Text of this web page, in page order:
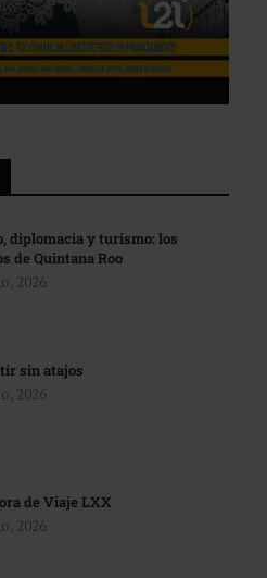
diplomacia y turismo: los
de Quintana Roo
2026
sin atajos
2026
de Viaje LXX
2026